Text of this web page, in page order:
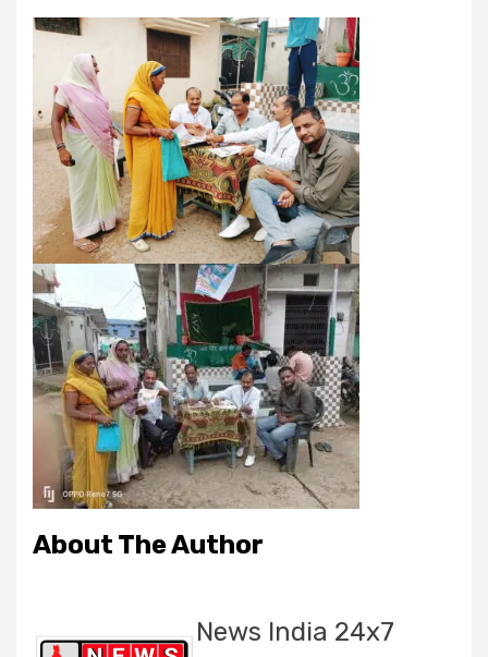
About The Author
News India 24x7